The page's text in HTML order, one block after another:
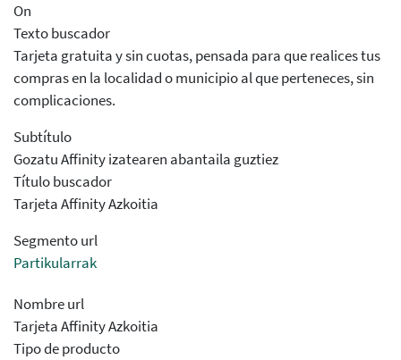
On
Texto buscador
Tarjeta gratuita y sin cuotas, pensada para que realices tus
compras en la localidad o municipio al que perteneces, sin
complicaciones.
Subtítulo
Gozatu Affinity izatearen abantaila guztiez
Título buscador
Tarjeta Affinity Azkoitia
Segmento url
Partikularrak
Nombre url
Tarjeta Affinity Azkoitia
Tipo de producto